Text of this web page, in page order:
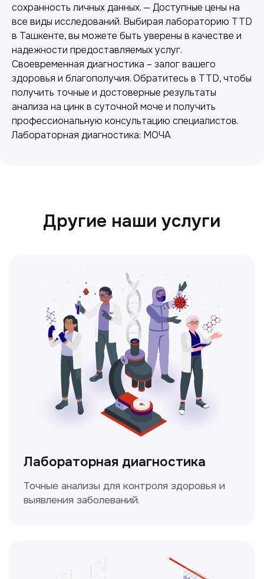
сохранность личных данных. — Доступные цены на
все виды исследований. Выбирая лабораторию TTD
в Ташкенте, вы можете быть уверены в качестве и
надежности предоставляемых услуг.
Своевременная диагностика – залог вашего
здоровья и благополучия. Обратитесь в TTD, чтобы
получить точные и достоверные результаты
анализа на цинк в суточной моче и получить
профессиональную консультацию специалистов.
Лабораторная диагностика: МОЧА
Лабораторная диагностика
Точные анализы для контроля здоровья и
выявления заболеваний.
Ультразвуковая диагностика
Безопасный и точный метод для
обследования внутренних органов.
Метод ультразвуковой диагностики,
который используется для оценки